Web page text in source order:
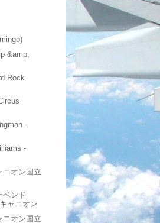
&amp;
Rock
-
-
ニオン国立
ベンド
ャニオン
ニオン国立